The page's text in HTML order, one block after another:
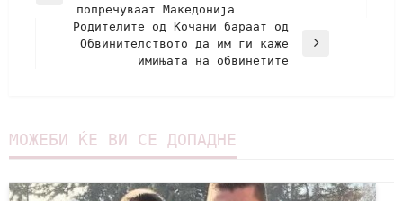
попречуваат Македонија
Родителите од Кочани бараат од
Обвинителството да им ги каже
имињата на обвинетите
МОЖЕБИ ЌЕ ВИ СЕ ДОПАДНЕ